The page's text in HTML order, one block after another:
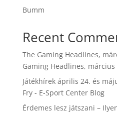
Bumm
Recent
The Gaming Headlines,
Gaming Headlines, március
Játékhírek április 24. és
Fry - E-Sport Center Blog
Érdemes lesz játszani –